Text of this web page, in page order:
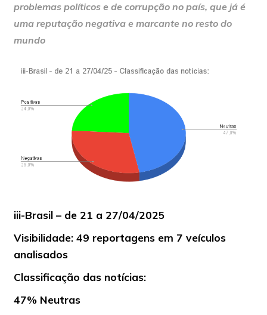
problemas políticos e de corrupção no país, que já é
uma reputação negativa e marcante no resto do
mundo
iii-Brasil – de 21 a 27/04/2025
Visibilidade: 49 reportagens em 7 veículos
analisados
Classificação das notícias:
47% Neutras